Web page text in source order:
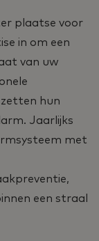
plaatse voor
in om een
van uw
hun
Jaarlijks
met
een straal